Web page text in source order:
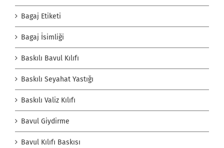
Bagaj Etiketi
Bagaj İsimliği
Baskılı Bavul Kılıfı
Baskılı Seyahat Yastığı
Baskılı Valiz Kılıfı
Bavul Giydirme
Bavul Kılıfı Baskısı